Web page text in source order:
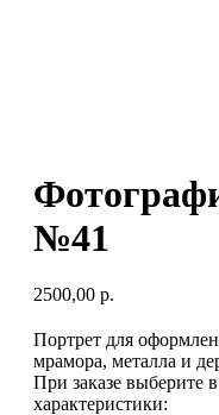
№41
2500,00 р.
Портрет для
мрамора, металла и
При заказе
характеристики: